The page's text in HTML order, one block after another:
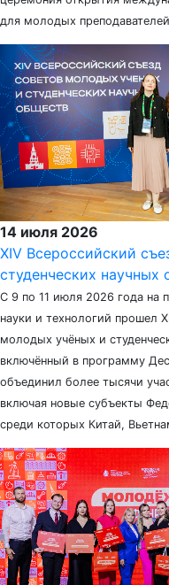
для молодых
14 июля 2026
XIV Всероссийский
студенческих научных
С 9 по 11 июля 2026 года на
науки и технологий прошел
молодых учёных и
включённый в программу
объединил более тысячи
включая новые субъекты
среди которых Китай,